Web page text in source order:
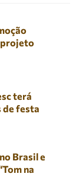
projeto
terá
de festa
Brasil e
na